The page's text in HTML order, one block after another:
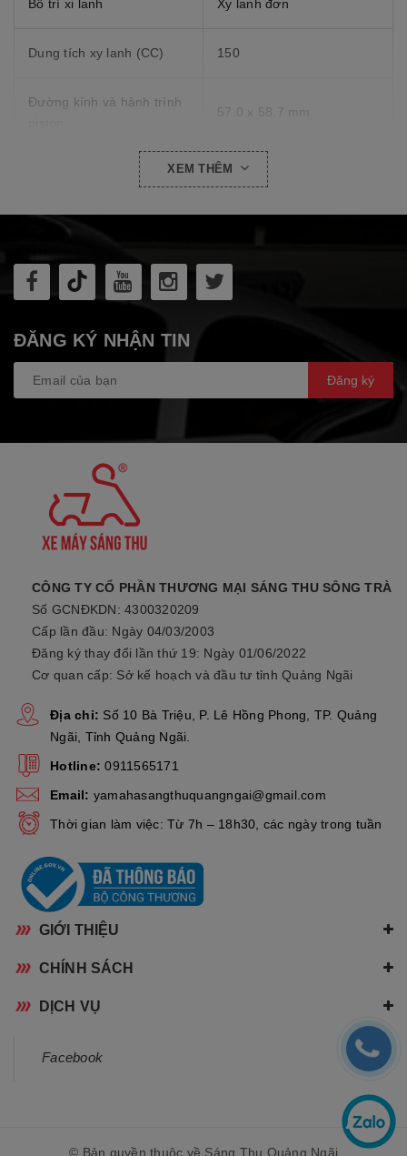
Bố trí xi lanh Xy lanh đơn
Dung tích xy lanh (CC) 150
Đường kính và hành trình
57.0 x 58.7 mm
10.4:1
Công suất tối đa
Mô men cực đại
13,8 N·m (1,4 kgf·m) /
Hệ thống khởi động Điện
Mức tiêu thụ nhiên liệu
(l/100km)
Bộ chế hòa khí Phun xăng (1 vòi phun)
Hệ thống đánh lửa
Hệ thống ly hợp Ly tâm loại ướt
Tỷ số truyền động
1: 2.833 / 2: 1.875 / 3:
Kiểu hệ thống truyền lực 5 số
Két làm mát
2. Thông Tin Chi Tiết Xe
Phiên Bản Giới Hạn.
a. Đèn TrướcYamaha Exciter 150
Đầu xe được trang bị hệ thống đèn LED với thiết kế 3 bóng độc
đáo như đôi mắt sắc lẹm của chú báo trong đêm đem đến cho
người dùng cảm giác dũng mãnh, tay lái đầy tự tin thách thức
XEM THÊM
ĐĂNG KÝ NHẬN TIN
Đăng ký
CÔNG TY CỔ PHẦN THƯƠNG MẠI SÁNG THU SÔNG TRÀ
Số GCNĐKDN: 4300320209
Cấp lần đầu: Ngày 04/03/2003
Đăng ký thay đổi lần thứ 19: Ngày 01/06/2022
Cơ quan cấp: Sở kế hoạch và đầu tư tỉnh Quảng Ngãi
Địa chỉ: Số 10 Bà Triệu, P. Lê Hồng Phong, TP. Quảng
Ngãi, Tỉnh Quảng Ngãi.
Hotline: 0911565171
Email: yamahasangthuquangngai@gmail.com
Thời gian làm việc: Từ 7h – 18h30, các ngày trong tuần
GIỚI THIỆU
CHÍNH SÁCH
DỊCH VỤ
Facebook
© Bản quyền thuộc về Sáng Thu Quảng Ngãi